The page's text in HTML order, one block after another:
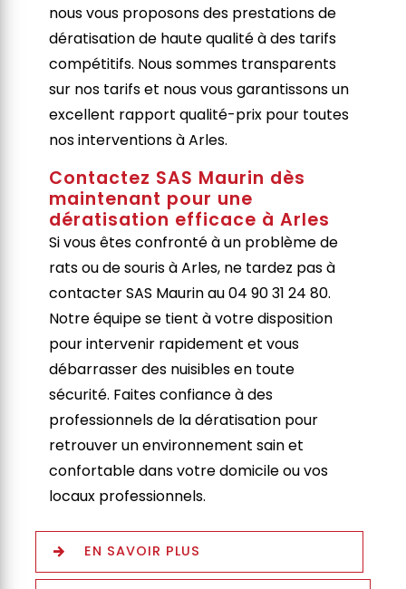
nous vous proposons des prestations de
dératisation de haute qualité à des tarifs
compétitifs. Nous sommes transparents
sur nos tarifs et nous vous garantissons un
excellent rapport qualité-prix pour toutes
nos interventions à Arles.
Contactez SAS Maurin dès
maintenant pour une
dératisation efficace à Arles
Si vous êtes confronté à un problème de
rats ou de souris à Arles, ne tardez pas à
contacter SAS Maurin au 04 90 31 24 80.
Notre équipe se tient à votre disposition
pour intervenir rapidement et vous
débarrasser des nuisibles en toute
sécurité. Faites confiance à des
professionnels de la dératisation pour
retrouver un environnement sain et
confortable dans votre domicile ou vos
locaux professionnels.
EN SAVOIR PLUS